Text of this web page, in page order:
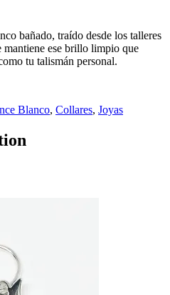
bañado, traído desde los talleres
ese brillo limpio que
tu talismán personal.
Blanco, Collares, Joyas